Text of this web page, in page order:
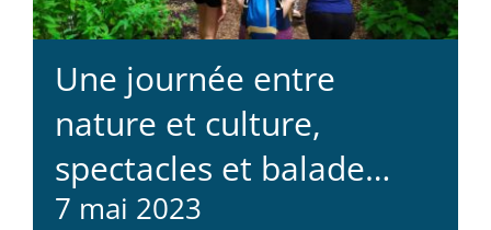
Une journée entre
nature et culture,
spectacles et balade…
7 mai 2023